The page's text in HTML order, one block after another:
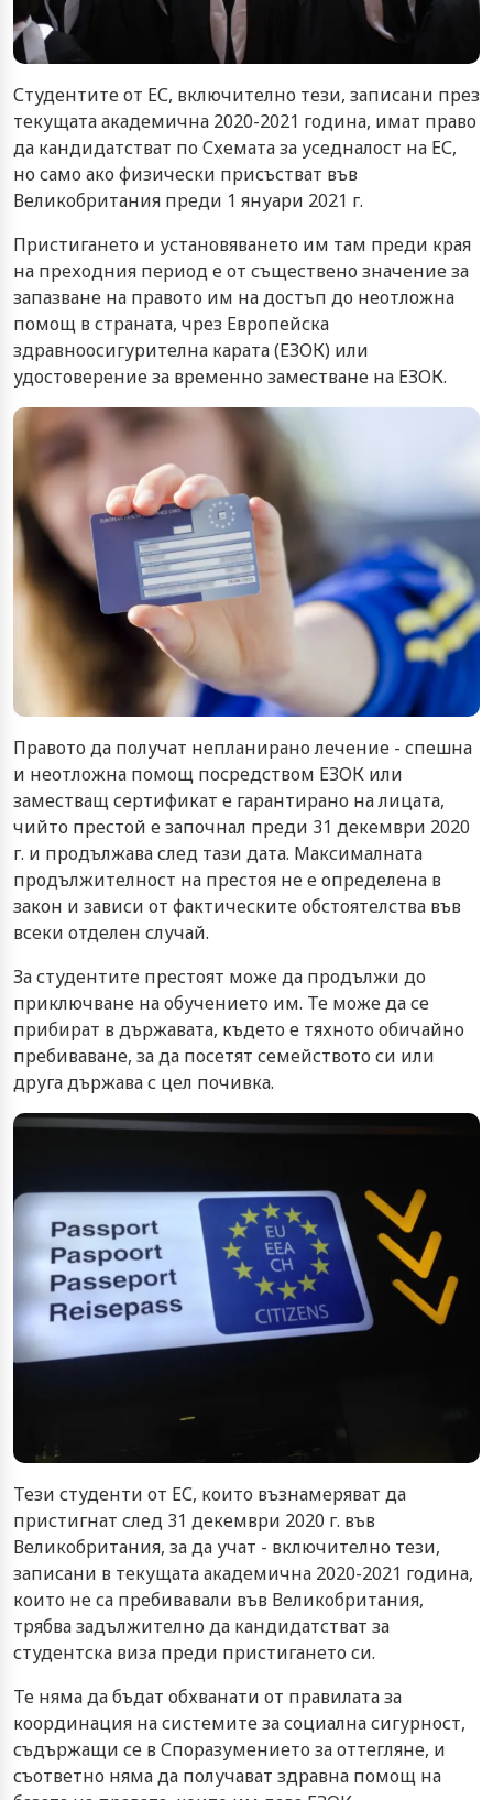
Студентите от ЕС, включително тези, записани през
текущата академична 2020-2021 година, имат право
да кандидатстват по Схемата за уседналост на ЕС,
но само ако физически присъстват във
Великобритания преди 1 януари 2021 г.
Пристигането и установяването им там преди края
на преходния период е от съществено значение за
запазване на правото им на достъп до неотложна
помощ в страната, чрез Европейска
здравноосигурителна карата (ЕЗОК) или
удостоверение за временно заместване на ЕЗОК.
Правото да получат непланирано лечение - спешна
и неотложна помощ посредством ЕЗОК или
заместващ сертификат е гарантирано на лицата,
чийто престой е започнал преди 31 декември 2020
г. и продължава след тази дата. Максималната
продължителност на престоя не е определена в
закон и зависи от фактическите обстоятелства във
всеки отделен случай.
За студентите престоят може да продължи до
приключване на обучението им. Те може да се
прибират в държавата, където е тяхното обичайно
пребиваване, за да посетят семейството си или
друга държава с цел почивка.
Тези студенти от ЕС, които възнамеряват да
пристигнат след 31 декември 2020 г. във
Великобритания, за да учат - включително тези,
записани в текущата академична 2020-2021 година,
които не са пребивавали във Великобритания,
трябва задължително да кандидатстват за
студентска виза преди пристигането си.
Те няма да бъдат обхванати от правилата за
координация на системите за социална сигурност,
съдържащи се в Споразумението за оттегляне, и
съответно няма да получават здравна помощ на